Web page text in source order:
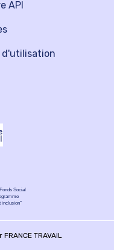
API
d'utilisation
Social
inclusion"
TRAVAIL